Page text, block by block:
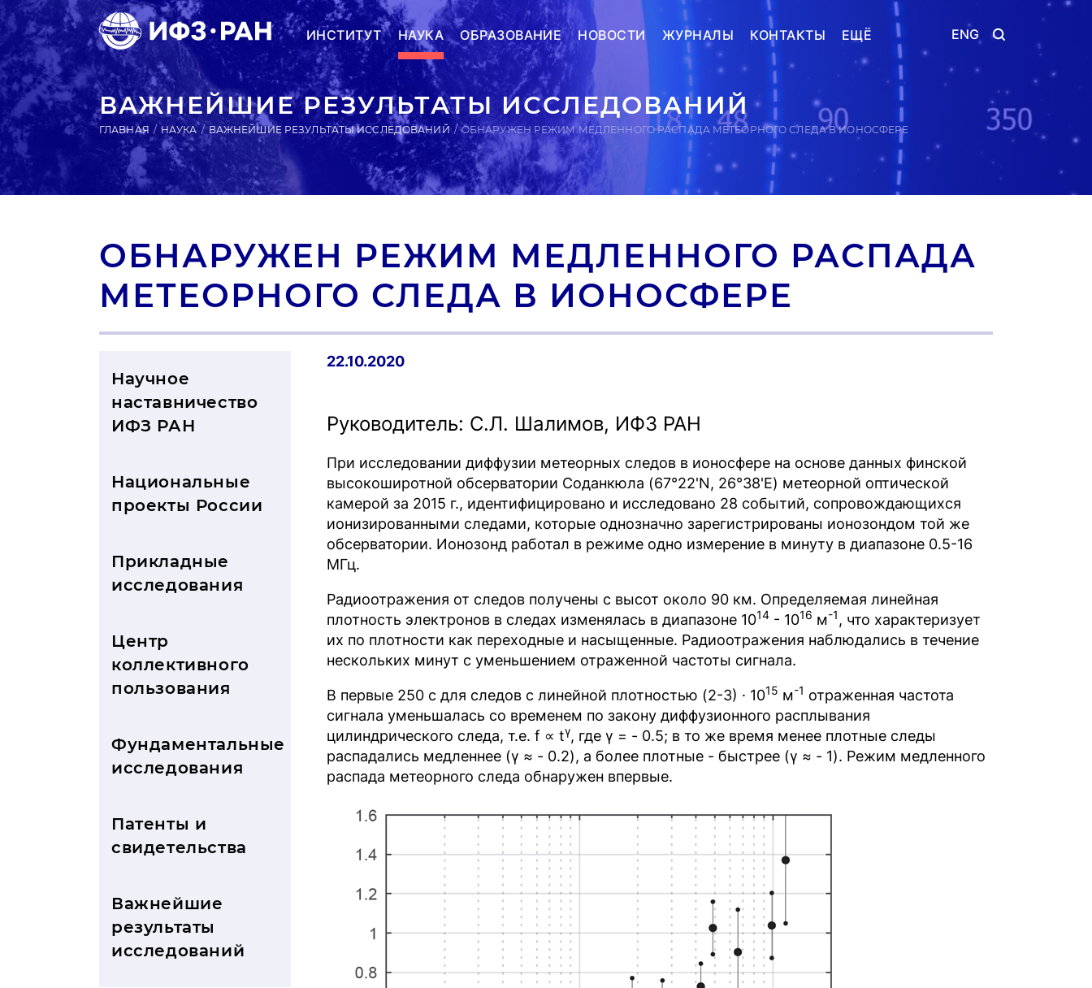
ИНСТИТУТ НАУКА ОБРАЗОВАНИЕ НОВОСТИ ЖУРНАЛЫ КОНТАКТЫ ЕЩЁ ENG
ВАЖНЕЙШИЕ РЕЗУЛЬТАТЫ ИССЛЕДОВАНИЙ
ГЛАВНАЯ НАУКА ВАЖНЕЙШИЕ РЕЗУЛЬТАТЫ ИССЛЕДОВАНИЙ ОБНАРУЖЕН РЕЖИМ МЕДЛЕННОГО РАСПАДА МЕТЕОРНОГО СЛЕДА В ИОНОСФЕРЕ
ОБНАРУЖЕН РЕЖИМ МЕДЛЕННОГО РАСПАДА
МЕТЕОРНОГО СЛЕДА В ИОНОСФЕРЕ
Научное
наставничество
ИФЗ РАН
Национальные
проекты России
Прикладные
исследования
Центр
коллективного
пользования
Фундаментальные
исследования
Патенты и
свидетельства
Важнейшие
результаты
исследований
22.10.2020
Руководитель: С.Л. Шалимов, ИФЗ РАН
При исследовании диффузии метеорных следов в ионосфере на основе данных финской
высокоширотной обсерватории Соданкюла (67°22'N, 26°38'E) метеорной оптической
камерой за 2015 г., идентифицировано и исследовано 28 событий, сопровождающихся
ионизированными следами, которые однозначно зарегистрированы ионозондом той же
обсерватории. Ионозонд работал в режиме одно измерение в минуту в диапазоне 0.5-16
МГц.
Радиоотражения от следов получены с высот около 90 км. Определяемая линейная
плотность электронов в следах изменялась в диапазоне 1014 - 1016 м-1 , что характеризует
их по плотности как переходные и насыщенные. Радиоотражения наблюдались в течение
нескольких минут с уменьшением отраженной частоты сигнала.
В первые 250 с для следов с линейной плотностью (2-3) · 1015 м-1 отраженная частота
сигнала уменьшалась со временем по закону диффузионного расплывания
цилиндрического следа, т.е. f ∝ tγ, где γ = - 0.5; в то же время менее плотные следы
распадались медленнее (γ ≈ - 0.2), а более плотные - быстрее (γ ≈ - 1). Режим медленного
распада метеорного следа обнаружен впервые.